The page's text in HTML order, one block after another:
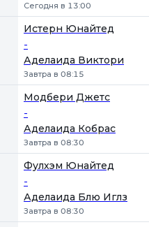
Сегодня в 13:00
Истерн Юнайтед
-
Аделаида Виктори
Завтра в 08:15
Модбери Джетс
-
Аделаида Кобрас
Завтра в 08:30
Фулхэм Юнайтед
-
Аделаида Блю Иглз
Завтра в 08:30